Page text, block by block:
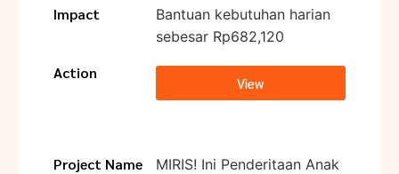
Impact
Bantuan kebutuhan harian
sebesar Rp682,120
Action
View
Project Name
MIRIS! Ini Penderitaan Anak